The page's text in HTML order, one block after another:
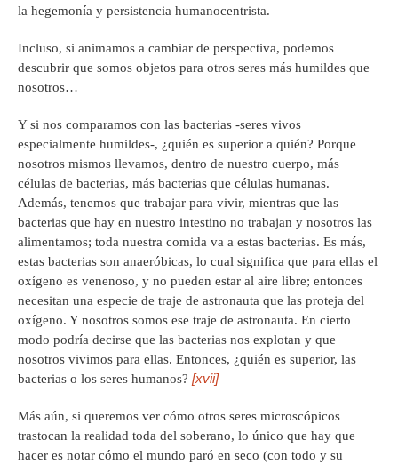
la hegemonía y persistencia humanocentrista.
Incluso, si animamos a cambiar de perspectiva, podemos
descubrir que somos objetos para otros seres más humildes que
nosotros…
Y si nos comparamos con las bacterias -seres vivos
especialmente humildes-, ¿quién es superior a quién? Porque
nosotros mismos llevamos, dentro de nuestro cuerpo, más
células de bacterias, más bacterias que células humanas.
Además, tenemos que trabajar para vivir, mientras que las
bacterias que hay en nuestro intestino no trabajan y nosotros las
alimentamos; toda nuestra comida va a estas bacterias. Es más,
estas bacterias son anaeróbicas, lo cual significa que para ellas el
oxígeno es venenoso, y no pueden estar al aire libre; entonces
necesitan una especie de traje de astronauta que las proteja del
oxígeno. Y nosotros somos ese traje de astronauta. En cierto
modo podría decirse que las bacterias nos explotan y que
nosotros vivimos para ellas. Entonces, ¿quién es superior, las
bacterias o los seres humanos? [xvii]
Más aún, si queremos ver cómo otros seres microscópicos
trastocan la realidad toda del soberano, lo único que hay que
hacer es notar cómo el mundo paró en seco (con todo y su